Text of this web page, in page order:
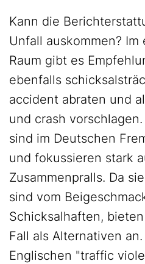
Kann die
Unfall auskommen?
Raum gibt es
ebenfalls
accident abraten und
und crash
sind im Deutschen
und fokussieren stark
Zusammenpralls. Da
sind vom
Schicksalhaften,
Fall als Alternativen
Englischen "traffic